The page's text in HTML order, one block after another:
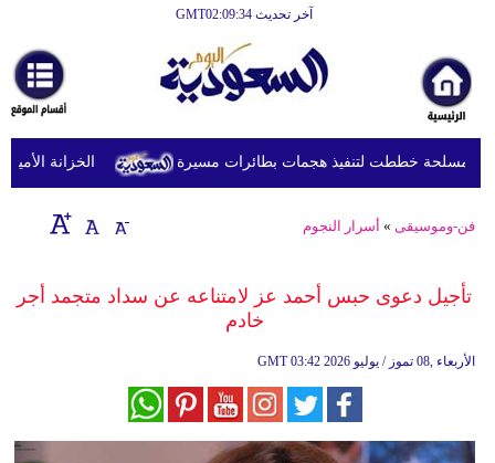
آخر تحديث GMT02:09:34
أخبارعاجلة
رياضة
ثقافة
إقتصاد
وموسيقى
الخزانة مسلحة خططت لتنفيذ هجمات بطائرات مسيرة
فن-وموسيقى » أسرار النجوم
تأجيل دعوى حبس أحمد عز لامتناعه عن سداد متجمد أجر
خادم
GMT 03:42 2026 الأربعاء ,08 تموز / يوليو